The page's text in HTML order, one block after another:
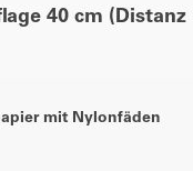
40 cm (Distanz
mit Nylonfäden